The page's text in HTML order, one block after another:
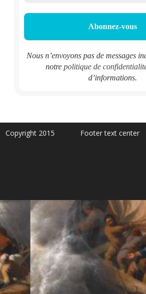
Nous n’envoyons pas de messages
notre politique de
d’informations.
Copyright 2015 Footer text center